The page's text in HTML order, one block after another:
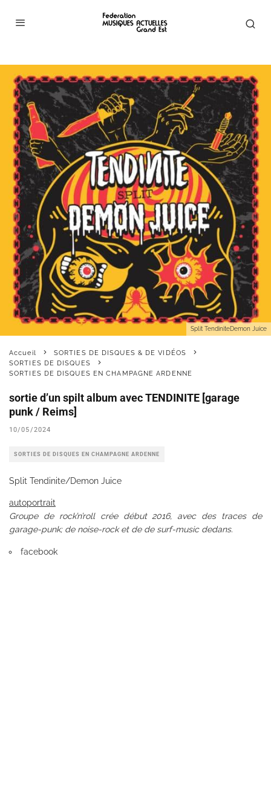
Split Tendinite​​Demon Juice
Accueil
SORTIES DE DISQUES & DE VIDÉOS
SORTIES DE DISQUES
SORTIES DE DISQUES EN CHAMPAGNE ARDENNE
sortie d’un spilt album avec TENDINITE [garage
punk / Reims]
10/05/2024
SORTIES DE DISQUES EN CHAMPAGNE ARDENNE
Split Tendinite​/​Demon Juice
autoportrait
Groupe de rock’n’roll crée début 2016, avec des traces de
garage-punk; de noise-rock et de de surf-music dedans.
facebook